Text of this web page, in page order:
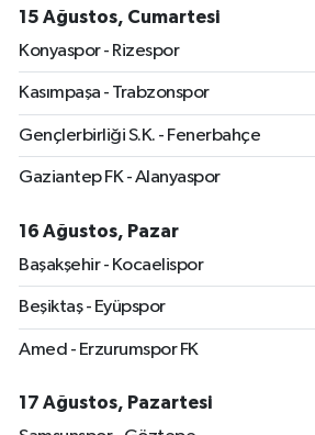
15 Ağustos, Cumartesi
Konyaspor - Rizespor
Kasımpaşa - Trabzonspor
Gençlerbirliği S.K. - Fenerbahçe
Gaziantep FK - Alanyaspor
16 Ağustos, Pazar
Başakşehir - Kocaelispor
Beşiktaş - Eyüpspor
Amed - Erzurumspor FK
17 Ağustos, Pazartesi